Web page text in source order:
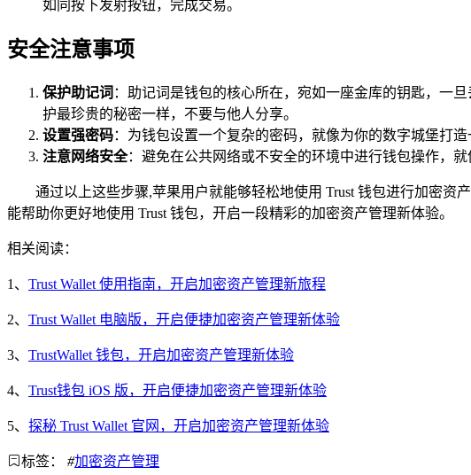
如同按下发射按钮，完成交易。
安全注意事项
保护助记词 ：助记词是钱包的核心所在，宛如一座金库的钥匙，一
护最珍贵的秘密一样，不要与他人分享。
设置强密码：为钱包设置一个复杂的密码，就像为你的数字城堡打
注意网络安全：避免在公共网络或不安全的环境中进行钱包操作，
通过以上这些步骤,苹果用户就能够轻松地使用 Trust 钱包进行加密
能帮助你更好地使用 Trust 钱包，开启一段精彩的加密资产管理新体验。
相关阅读：
1、 Trust Wallet 使用指南，开启加密资产管理新旅程
2、 Trust Wallet 电脑版，开启便捷加密资产管理新体验
3、 TrustWallet 钱包，开启加密资产管理新体验
4、 Trust钱包 iOS 版，开启便捷加密资产管理新体验
5、 探秘 Trust Wallet 官网，开启加密资产管理新体验
标签： #加密资产管理